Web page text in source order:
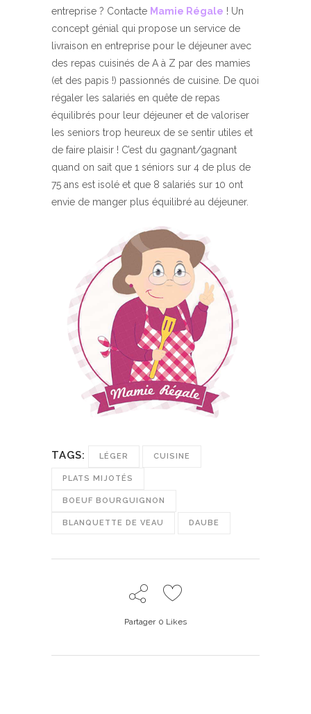
entreprise ? Contacte Mamie Régale ! Un
concept génial qui propose un service de
livraison en entreprise pour le déjeuner avec
des repas cuisinés de A à Z par des mamies
(et des papis !) passionnés de cuisine. De quoi
régaler les salariés en quête de repas
équilibrés pour leur déjeuner et de valoriser
les seniors trop heureux de se sentir utiles et
de faire plaisir ! C’est du gagnant/gagnant
quand on sait que 1 séniors sur 4 de plus de
75 ans est isolé et que 8 salariés sur 10 ont
envie de manger plus équilibré au déjeuner.
TAGS: LÉGER CUISINE
PLATS MIJOTÉS
BOEUF BOURGUIGNON
BLANQUETTE DE VEAU DAUBE
Partager 0 Likes